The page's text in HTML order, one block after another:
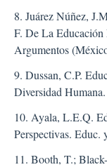
8. Juárez Núñez,
F. De La
Argumentos
9. Dussan, C.P.
Diversidad
10. Ayala, L.E.Q.
Perspectivas. Educ.
11. Booth, T.;